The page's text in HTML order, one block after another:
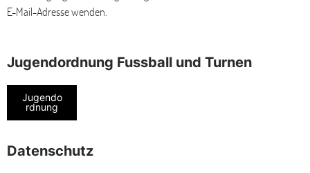
E-Mail-Adresse wenden.
Jugendordnung Fussball und Turnen
Jugendo
rdnung
Datenschutz